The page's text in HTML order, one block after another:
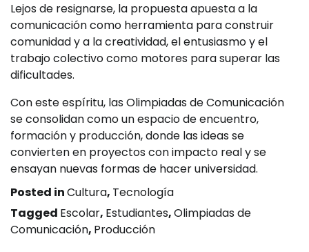
Lejos de resignarse, la propuesta apuesta a la
comunicación como herramienta para construir
comunidad y a la creatividad, el entusiasmo y el
trabajo colectivo como motores para superar las
dificultades.
Con este espíritu, las Olimpiadas de Comunicación
se consolidan como un espacio de encuentro,
formación y producción, donde las ideas se
convierten en proyectos con impacto real y se
ensayan nuevas formas de hacer universidad.
Posted inCultura, Tecnología
Tagged Escolar, Estudiantes,Olimpiadas de
Comunicación, Producción